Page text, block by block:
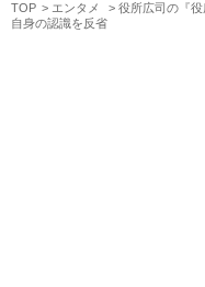
TOP エンタメ
役所広司の『
自身の認識を反省